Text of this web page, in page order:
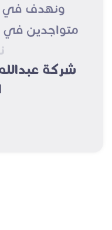
ونهدف في
متواجدين في
شركة